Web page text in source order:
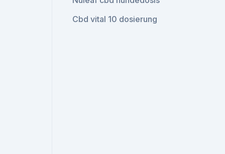
Cbd vital 10 dosierung